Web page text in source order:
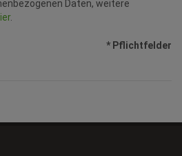
Daten, weitere
.
* Pflichtfelder